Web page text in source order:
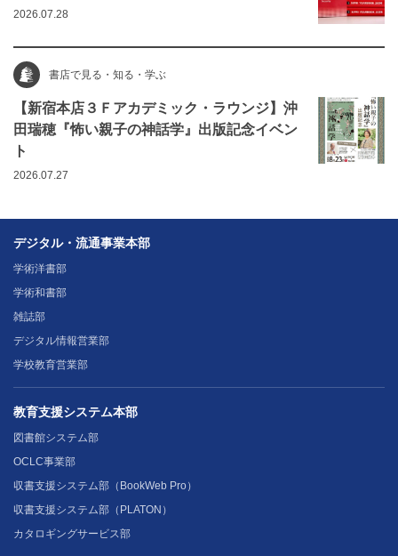
2026.07.28
書店で見る・知る・学ぶ
【新宿本店３Ｆアカデミック・ラウンジ】沖
田瑞穂『怖い親子の神話学』出版記念イベン
ト
2026.07.27
デジタル・流通事業本部
学術洋書部
学術和書部
雑誌部
デジタル情報営業部
学校教育営業部
教育支援システム本部
図書館システム部
OCLC事業部
収書支援システム部（BookWeb Pro）
収書支援システム部（PLATON）
カタロギングサービス部